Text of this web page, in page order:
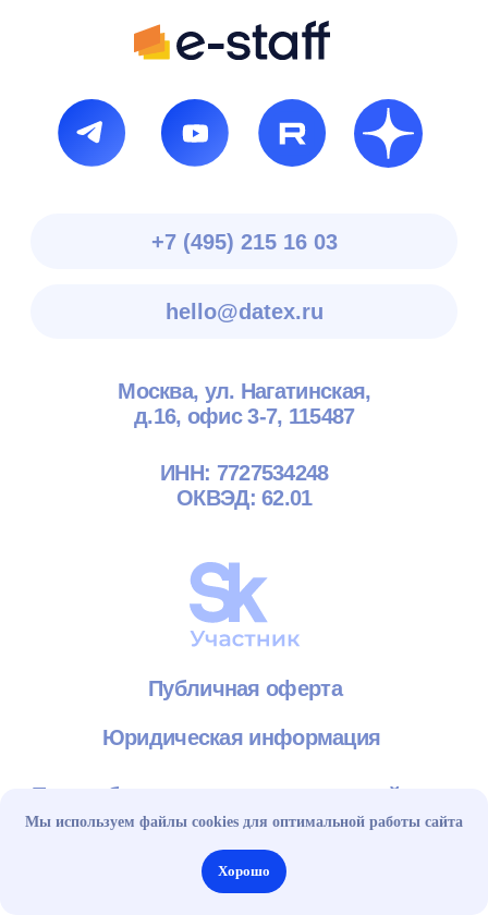
Мы используем файлы cookies для оптимальной работы сайта
Хорошо